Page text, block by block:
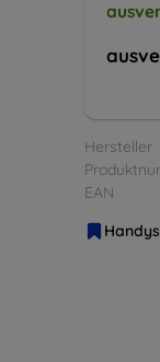
Hersteller
EAN